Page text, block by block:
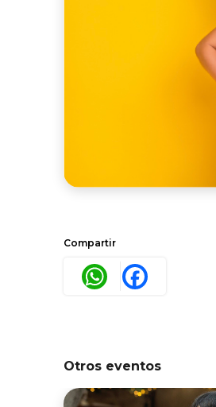
Compartir
WhatsApp
Otros eventos